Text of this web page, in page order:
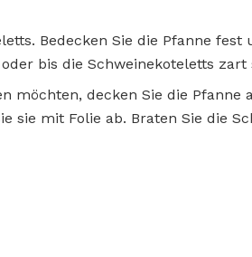
Bedecken Sie die Pfanne
bis die Schweinekoteletts zart
möchten, decken Sie die Pfanne
sie mit Folie ab. Braten Sie die